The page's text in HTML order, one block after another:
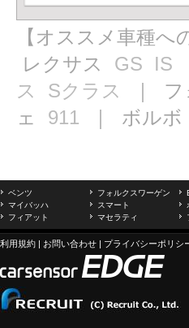
【オススメ車種へ
レクサス GS IS
ス
Sクラス ｜ フ
ェ 911 ｜ ボルボ
ベンツ フォルクスワーゲン
マイバッハ
スマート
フィアット
マセラティ
利用規約 | お問い合わせ | プライバシーポリシ